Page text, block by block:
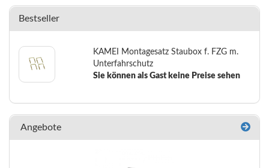
Bestseller
KAMEI Montagesatz Staubox f. FZG m.
Unterfahrschutz
Sie können als Gast keine Preise sehen
Angebote